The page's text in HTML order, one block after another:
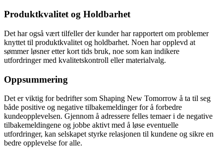
Produktkvalitet og Holdbarhet
Det har også vært tilfeller der kunder har rapportert om problemer
knyttet til produktkvalitet og holdbarhet. Noen har opplevd at
sømmer løsner etter kort tids bruk, noe som kan indikere
utfordringer med kvalitetskontroll eller materialvalg.
Oppsummering
Det er viktig for bedrifter som Shaping New Tomorrow å ta til seg
både positive og negative tilbakemeldinger for å forbedre
kundeopplevelsen. Gjennom å adressere felles temaer i de negative
tilbakemeldingene og jobbe aktivt med å løse eventuelle
utfordringer, kan selskapet styrke relasjonen til kundene og sikre en
bedre opplevelse for alle.